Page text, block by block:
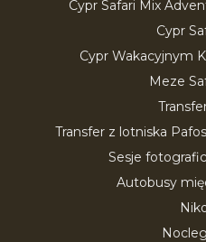
Cypr Safari Mix
Cypr
Cypr Wakacyjnym
Meze
Transfer z lotniska
Sesje
Autobusy